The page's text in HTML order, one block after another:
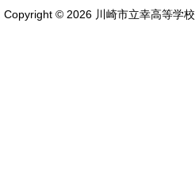
© 2026 川崎市立幸高等学校